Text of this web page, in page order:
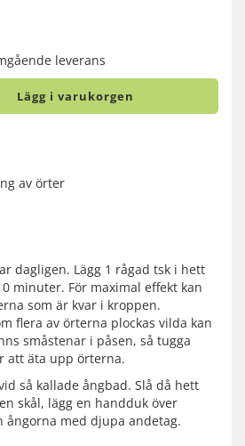
leverans
Lägg i varukorgen
av örter
dagligen. Lägg 1 rågad tsk i hett
minuter. För maximal effekt kan
som är kvar i kroppen.
flera av örterna plockas vilda kan
småstenar i påsen, så tugga
att äta upp örterna.
så kallade ångbad. Slå då hett
skål, lägg en handduk över
ångorna med djupa andetag.